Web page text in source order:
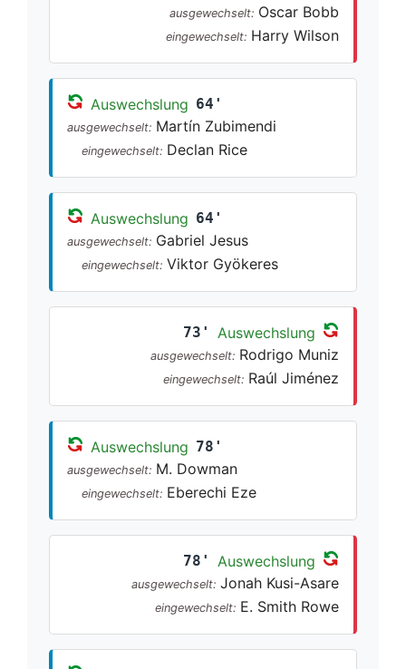
ausgewechselt: Oscar Bobb
eingewechselt: Harry Wilson
Auswechslung 64'
ausgewechselt: Martín Zubimendi
eingewechselt: Declan Rice
Auswechslung 64'
ausgewechselt: Gabriel Jesus
eingewechselt: Viktor Gyökeres
73' Auswechslung
ausgewechselt: Rodrigo Muniz
eingewechselt: Raúl Jiménez
Auswechslung 78'
ausgewechselt: M. Dowman
eingewechselt: Eberechi Eze
78' Auswechslung
ausgewechselt: Jonah Kusi-Asare
eingewechselt: E. Smith Rowe